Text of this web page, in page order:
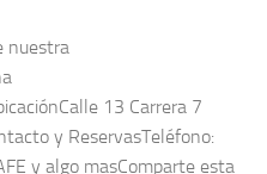
nuestra
13 Carrera 7
y ReservasTeléfono:
y algo masComparte esta